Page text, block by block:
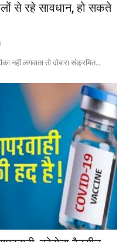
से रहे सावधान, हो सकते
नहीं लगवाता तो दोबारा संक्रमित...